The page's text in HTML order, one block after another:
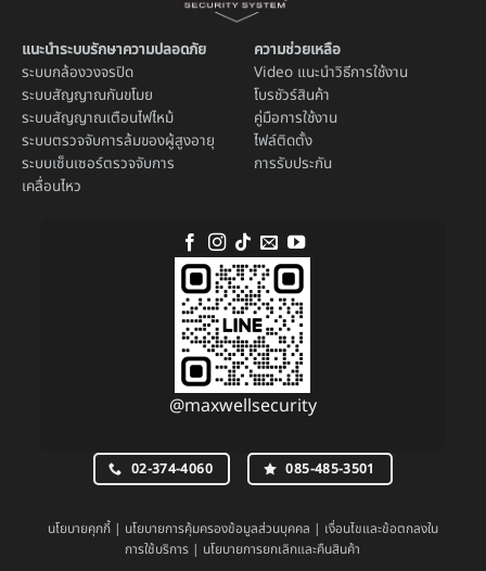
แนะนำระบบรักษาความปลอดภัย
ระบบกล้องวงจรปิด
ระบบสัญญาณกันขโมย
ระบบสัญญาณเตือนไฟไหม้
ระบบตรวจจับการล้มของผู้สูงอายุ
ระบบเซ็นเซอร์ตรวจจับการ
เคลื่อนไหว
ความช่วยเหลือ
Video แนะนำวิธีการใช้งาน
โบรชัวร์สินค้า
คู่มือการใช้งาน
ไฟล์ติดตั้ง
การรับประกัน
@maxwellsecurity
02-374-4060 085-485-3501
นโยบายคุกกี้| นโยบายการคุ้มครองข้อมูลส่วนบุคคล | เงื่อนไขและข้อตกลงใน
การใช้บริการ | นโยบายการยกเลิกและคืนสินค้า